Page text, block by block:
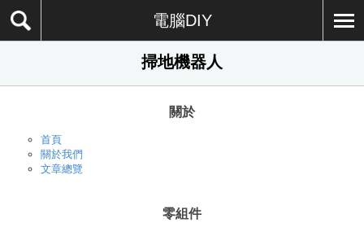
電腦DIY
掃地機器人
關於
首頁
關於我們
文章總覽
零組件